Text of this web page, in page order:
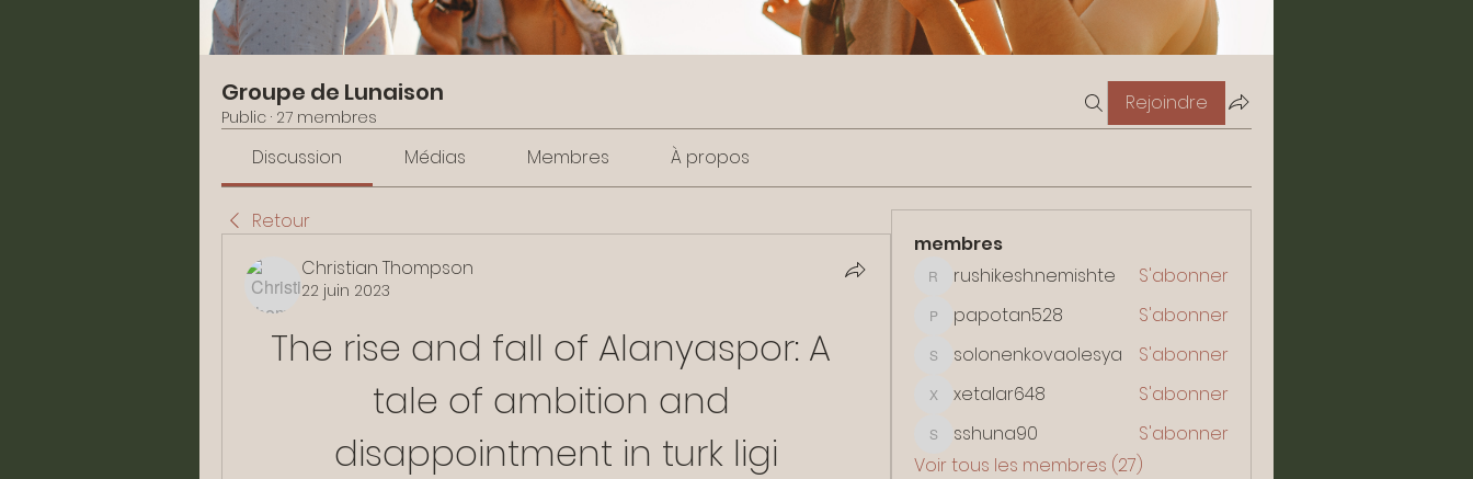
Groupe de Lunaison
Public · 27 membres
Rejoindre
Discussion Médias Membres À propos
Retour
Christian Thompson
22 juin 2023
The rise and fall of Alanyaspor: A
tale of ambition and
disappointment in turk ligi
membres
rushikesh.nemishte
rushikesh.nemishte S'abonner
papotan528
papotan528 S'abonner
solonenkovaolesya
solonenkovaolesya S'abonner
xetalar648
xetalar648 S'abonner
sshuna90
sshuna90
S'abonner
Voir tous les membres (27)